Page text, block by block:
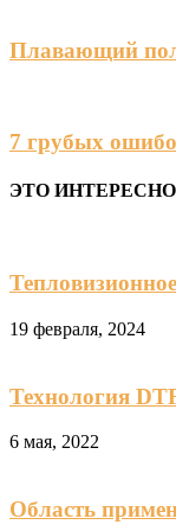
Плавающий пол
7 грубых
ЭТО ИНТЕРЕСНО
19 февраля, 2024
Технология
6 мая, 2022
Область